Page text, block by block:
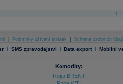
1
Podmínky užívání stránek Ochrana osobních
| SMS zpravodajství | Data export | Mobilní
Komodity:
Ropa BRENT